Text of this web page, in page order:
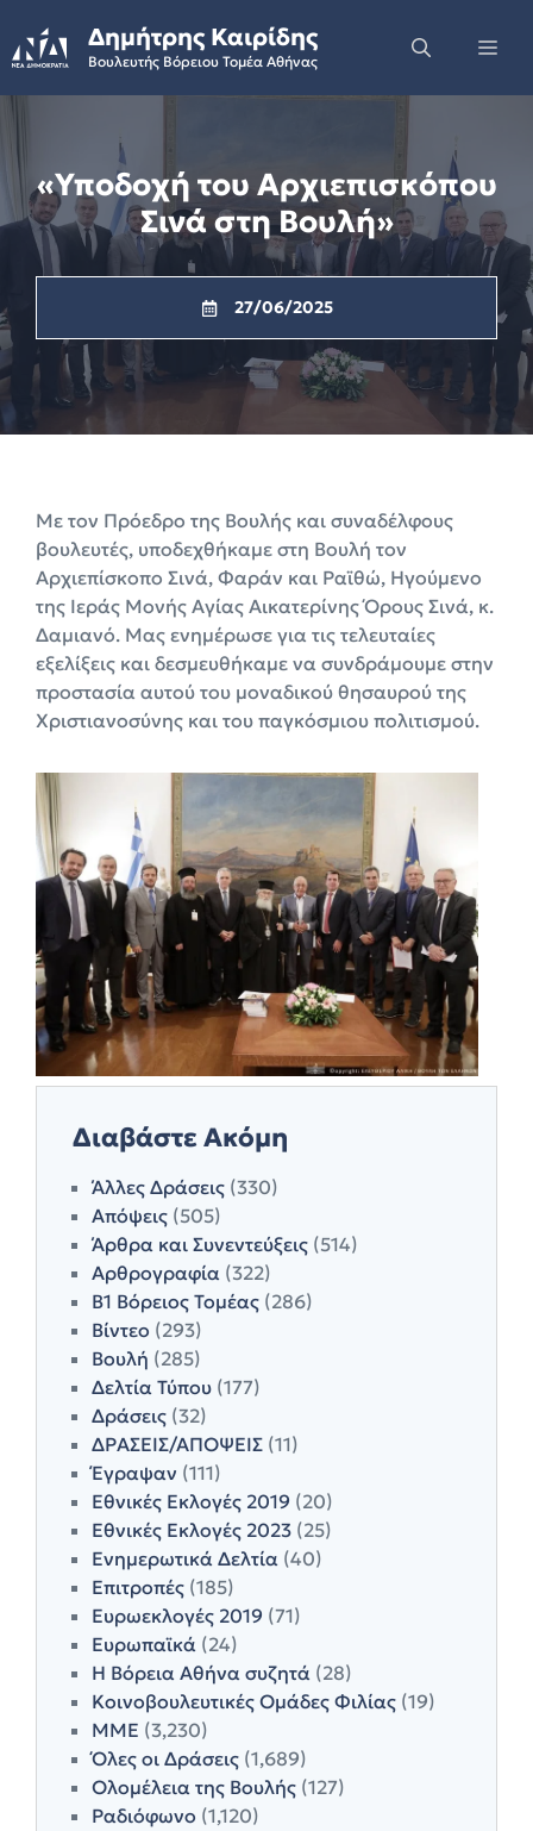
to
content
Δημήτρης Καιρίδης
Βουλευτής Βόρειου Τομέα Αθήνας
«Υποδοχή του Αρχιεπισκόπου
Σινά στη Βουλή»
27/06/2025
Με τον Πρόεδρο της Βουλής και συναδέλφους
βουλευτές, υποδεχθήκαμε στη Βουλή τον
Αρχιεπίσκοπο Σινά, Φαράν και Ραϊθώ, Ηγούμενο
της Ιεράς Μονής Αγίας Αικατερίνης Όρους Σινά, κ.
Δαμιανό. Μας ενημέρωσε για τις τελευταίες
εξελίξεις και δεσμευθήκαμε να συνδράμουμε στην
προστασία αυτού του μοναδικού θησαυρού της
Χριστιανοσύνης και του παγκόσμιου πολιτισμού.
Διαβάστε Ακόμη
Άλλες Δράσεις (330)
Απόψεις (505)
Άρθρα και Συνεντεύξεις (514)
Αρθρογραφία (322)
Β1 Βόρειος Τομέας (286)
Βίντεο (293)
Βουλή (285)
Δελτία Τύπου (177)
Δράσεις (32)
ΔΡΑΣΕΙΣ/ΑΠΟΨΕΙΣ (11)
Έγραψαν (111)
Εθνικές Εκλογές 2019 (20)
Εθνικές Εκλογές 2023 (25)
Ενημερωτικά Δελτία (40)
Επιτροπές (185)
Ευρωεκλογές 2019 (71)
Ευρωπαϊκά (24)
Η Βόρεια Αθήνα συζητά (28)
Κοινοβουλευτικές Ομάδες Φιλίας (19)
ΜΜΕ (3,230)
Όλες οι Δράσεις (1,689)
Ολομέλεια της Βουλής (127)
Ραδιόφωνο (1,120)